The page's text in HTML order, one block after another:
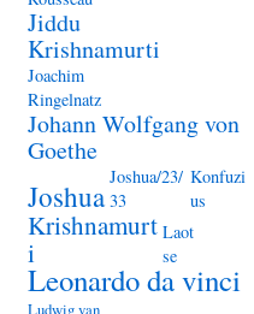
Jiddu
Krishnamurti
Joachim
Ringelnatz
Johann Wolfgang von
Goethe
Joshua
Joshua/23/
33
Konfuzi
us
Krishnamurt
i
Laot
se
Leonardo da vinci
Ludwig van